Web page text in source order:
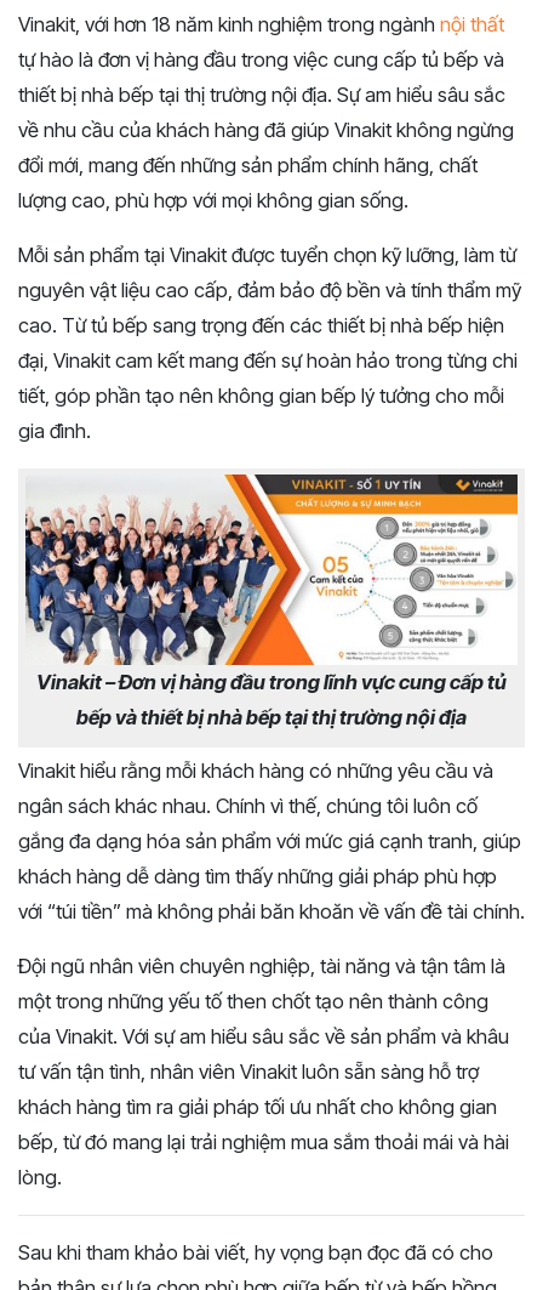
Vinakit, với hơn 18 năm kinh nghiệm trong ngành nội thất
tự hào là đơn vị hàng đầu trong việc cung cấp tủ bếp và
thiết bị nhà bếp tại thị trường nội địa. Sự am hiểu sâu sắc
về nhu cầu của khách hàng đã giúp Vinakit không ngừng
đổi mới, mang đến những sản phẩm chính hãng, chất
lượng cao, phù hợp với mọi không gian sống.
Mỗi sản phẩm tại Vinakit được tuyển chọn kỹ lưỡng, làm từ
nguyên vật liệu cao cấp, đảm bảo độ bền và tính thẩm mỹ
cao. Từ tủ bếp sang trọng đến các thiết bị nhà bếp hiện
đại, Vinakit cam kết mang đến sự hoàn hảo trong từng chi
tiết, góp phần tạo nên không gian bếp lý tưởng cho mỗi
gia đình.
Vinakit – Đơn vị hàng đầu trong lĩnh vực cung cấp tủ
bếp và thiết bị nhà bếp tại thị trường nội địa
Vinakit hiểu rằng mỗi khách hàng có những yêu cầu và
ngân sách khác nhau. Chính vì thế, chúng tôi luôn cố
gắng đa dạng hóa sản phẩm với mức giá cạnh tranh, giúp
khách hàng dễ dàng tìm thấy những giải pháp phù hợp
với “túi tiền” mà không phải băn khoăn về vấn đề tài chính.
Đội ngũ nhân viên chuyên nghiệp, tài năng và tận tâm là
một trong những yếu tố then chốt tạo nên thành công
của Vinakit. Với sự am hiểu sâu sắc về sản phẩm và khâu
tư vấn tận tình, nhân viên Vinakit luôn sẵn sàng hỗ trợ
khách hàng tìm ra giải pháp tối ưu nhất cho không gian
bếp, từ đó mang lại trải nghiệm mua sắm thoải mái và hài
lòng.
Sau khi tham khảo bài viết, hy vọng bạn đọc đã có cho